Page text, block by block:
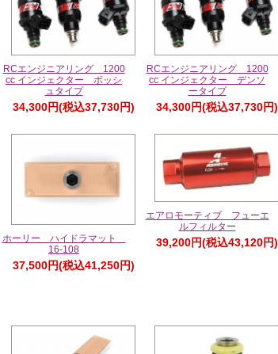
RCエンジニアリング 1200
cc インジェクター ボッシ
ュタイプ
34,300円(税込37,730円)
RCエンジニアリング 1200
cc インジェクター デンソ
ータイプ
34,300円(税込37,730円)
ホーリー ハイドラマット
16-108
37,500円(税込41,250円)
エアロモーティブ フューエ
ルフィルター
39,200円(税込43,120円)